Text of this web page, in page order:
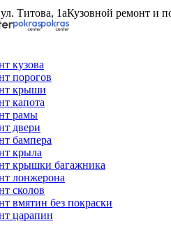
Титова, 1аКузовной ремонт и
кузова
порогов
крыши
капота
рамы
двери
бампера
крыла
крышки багажника
лонжерона
сколов
вмятин без покраски
царапин